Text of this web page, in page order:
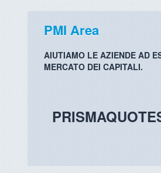
PMI Area
AIUTIAMO LE AZIENDE AD
MERCATO DEI CAPITALI.